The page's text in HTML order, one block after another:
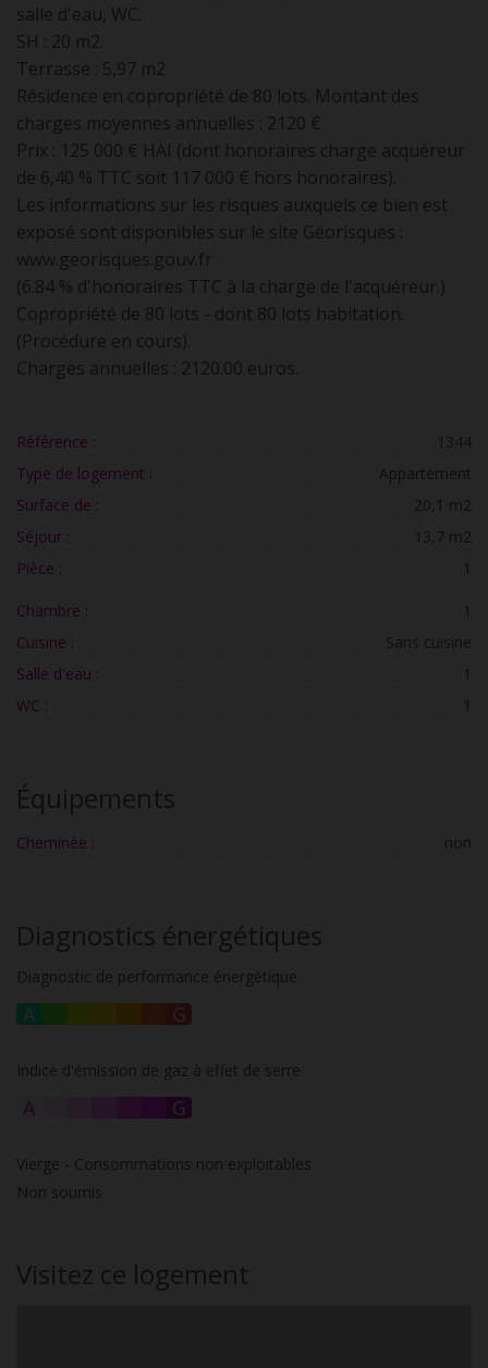
salle d'eau, WC.
SH : 20 m2.
Terrasse : 5,97 m2
Résidence en copropriété de 80 lots. Montant des
charges moyennes annuelles : 2120 €
Prix : 125 000 € HAI (dont honoraires charge acquéreur
de 6,40 % TTC soit 117 000 € hors honoraires).
Les informations sur les risques auxquels ce bien est
exposé sont disponibles sur le site Géorisques :
www.georisques.gouv.fr
(6.84 % d'honoraires TTC à la charge de l'acquéreur.)
Copropriété de 80 lots - dont 80 lots habitation.
(Procédure en cours).
Charges annuelles : 2120.00 euros.
Référence :
1344
Type de logement :
Appartement
Surface de :
20,1 m2
Séjour :
13,7 m2
Pièce :
1
Chambre :
1
Cuisine :
Sans cuisine
Salle d'eau :
1
WC :
1
Équipements
Cheminée : non
Diagnostics énergétiques
Diagnostic de performance énergétique
A G
Indice d'émission de gaz à effet de serre
A G
Vierge - Consommations non exploitables
Non soumis
Visitez ce logement